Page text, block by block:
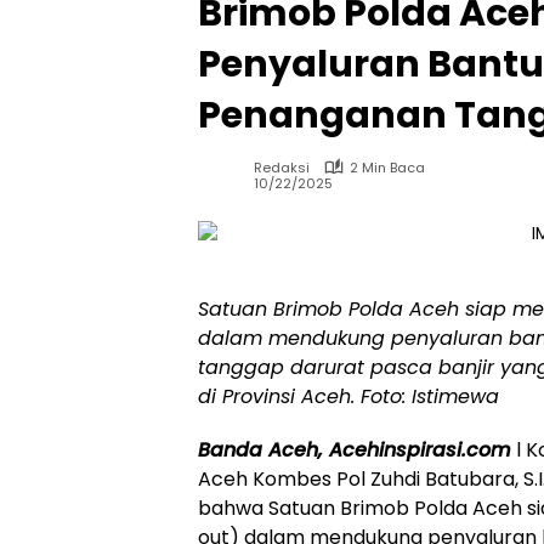
Brimob Polda
Penyaluran
Penanganan
Redaksi
2 Min Baca
10/22/2025
Satuan Brimob Polda Aceh siap
dalam mendukung penyaluran
tanggap darurat pasca banjir
di Provinsi Aceh. Foto: Istimewa
Banda Aceh, Acehinspirasi.com l
Aceh Kombes Pol Zuhdi Batubara,
bahwa Satuan Brimob Polda Aceh
out) dalam mendukung penyaluran